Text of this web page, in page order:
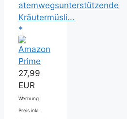
atemwegsunterstützende
Kräutermüsli...
*
27,99
EUR
Werbung |
Preis inkl.